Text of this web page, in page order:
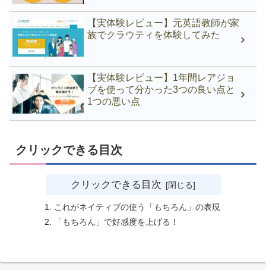
【実体験レビュー】元英語教師が家
族でクラウティを体験してみた
【実体験レビュー】1年間レアジョ
ブを使って分かった3つの良い点と
1つの悪い点
クリックできる目次
クリックできる目次
これがネイティブの使う「もちろん」の表現
「もちろん」で好感度を上げる！